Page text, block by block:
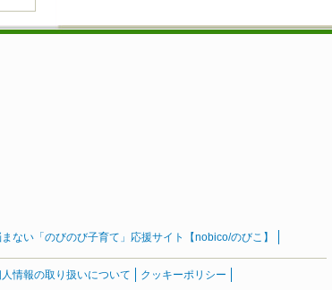
ない「のびのび子育て」応援サイト【nobico/のびこ】
情報の取り扱いについて
クッキーポリシー